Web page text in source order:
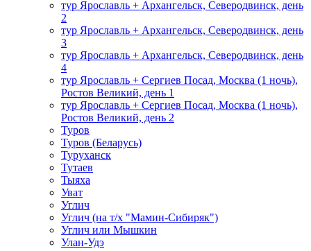
тур Ярославль + Архангельск, Северодвинск, день
2
тур Ярославль + Архангельск, Северодвинск, день
3
тур Ярославль + Архангельск, Северодвинск, день
4
тур Ярославль + Сергиев Посад, Москва (1 ночь),
Ростов Великий, день 1
тур Ярославль + Сергиев Посад, Москва (1 ночь),
Ростов Великий, день 2
Туров
Туров (Беларусь)
Туруханск
Тутаев
Тыяха
Уват
Углич
Углич (на т/х "Мамин-Сибиряк")
Углич или Мышкин
Улан-Удэ